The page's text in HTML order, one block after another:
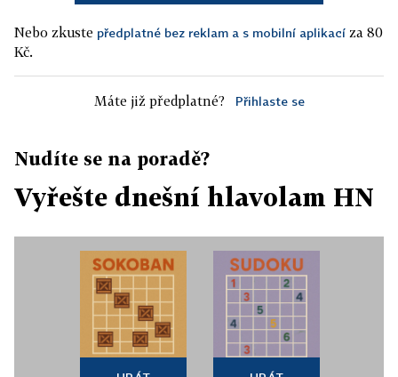
Nebo zkuste předplatné bez reklam a s mobilní aplikací za 80
Kč.
Máte již předplatné? Přihlaste se
Nudíte se na poradě?
Vyřešte dnešní hlavolam HN